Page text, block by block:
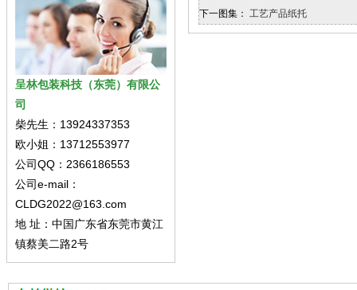
呈林包装科技（东莞）有限公
司
柴先生：13924337353
欧小姐：13712553977
公司QQ：2366186553
公司e-mail：
CLDG2022@163.com
地 址：中国广东省东莞市黄江
镇蔡美二路2号
下一图集： 工艺产品纸托